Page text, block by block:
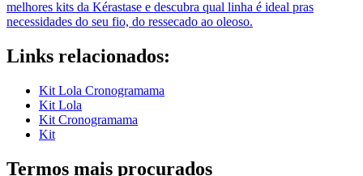
melhores kits da Kérastase e descubra qual linha é ideal pras
necessidades do seu fio, do ressecado ao oleoso.
Links relacionados:
Kit Lola Cronogramama
Kit Lola
Kit Cronogramama
Kit
Termos mais procurados